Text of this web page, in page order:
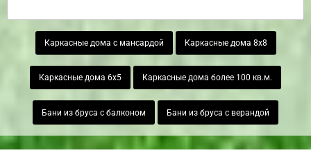
Каркасные дома с мансардой Каркасные дома 8х8
Каркасные дома 6х5 Каркасные дома более 100 кв.м.
Бани из бруса с балконом Бани из бруса с верандой